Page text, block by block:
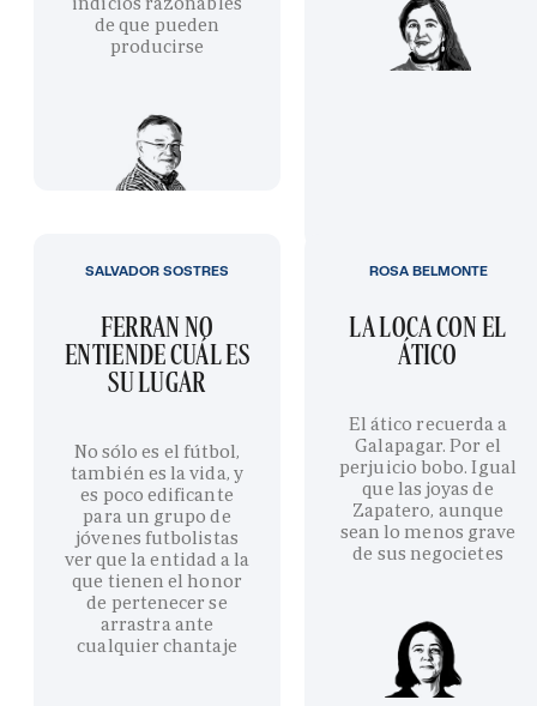
de que pueden
producirse
FERRAN NO
ENTIENDE CUÁL ES
SU LUGAR
No sólo es el fútbol,
también es la vida, y
es poco edificante
para un grupo de
jóvenes futbolistas
ver que la entidad a la
que tienen el honor
de pertenecer se
arrastra ante
cualquier chantaje
SALVADOR SOSTRES
LA LOCA CON EL
ÁTICO
El ático recuerda a
Galapagar. Por el
perjuicio bobo. Igual
que las joyas de
Zapatero, aunque
sean lo menos grave
de sus negocietes
ROSA BELMONTE